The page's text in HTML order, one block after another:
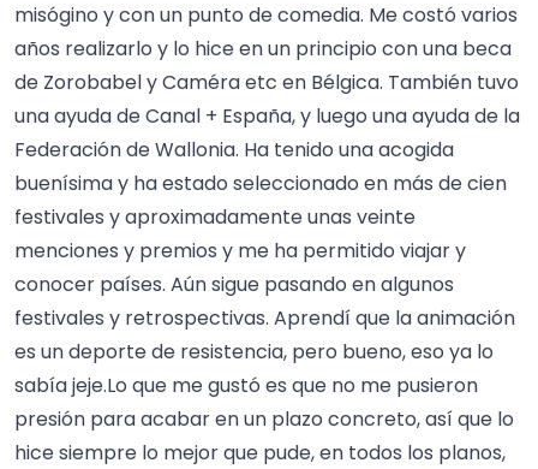
misógino y con un punto de comedia. Me costó varios
años realizarlo y lo hice en un principio con una beca
de Zorobabel y Caméra etc en Bélgica. También tuvo
una ayuda de Canal + España, y luego una ayuda de la
Federación de Wallonia. Ha tenido una acogida
buenísima y ha estado seleccionado en más de cien
festivales y aproximadamente unas veinte
menciones y premios y me ha permitido viajar y
conocer países. Aún sigue pasando en algunos
festivales y retrospectivas. Aprendí que la animación
es un deporte de resistencia, pero bueno, eso ya lo
sabía jeje.Lo que me gustó es que no me pusieron
presión para acabar en un plazo concreto, así que lo
hice siempre lo mejor que pude, en todos los planos,